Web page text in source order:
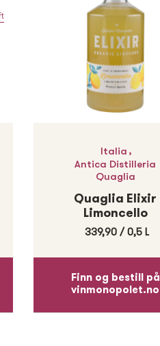
Italia ,
Antica Distilleria
Quaglia
Finn og bestill på
vinmonopolet.no
Quaglia Elixir
Limoncello
339,90 / 0,5 L